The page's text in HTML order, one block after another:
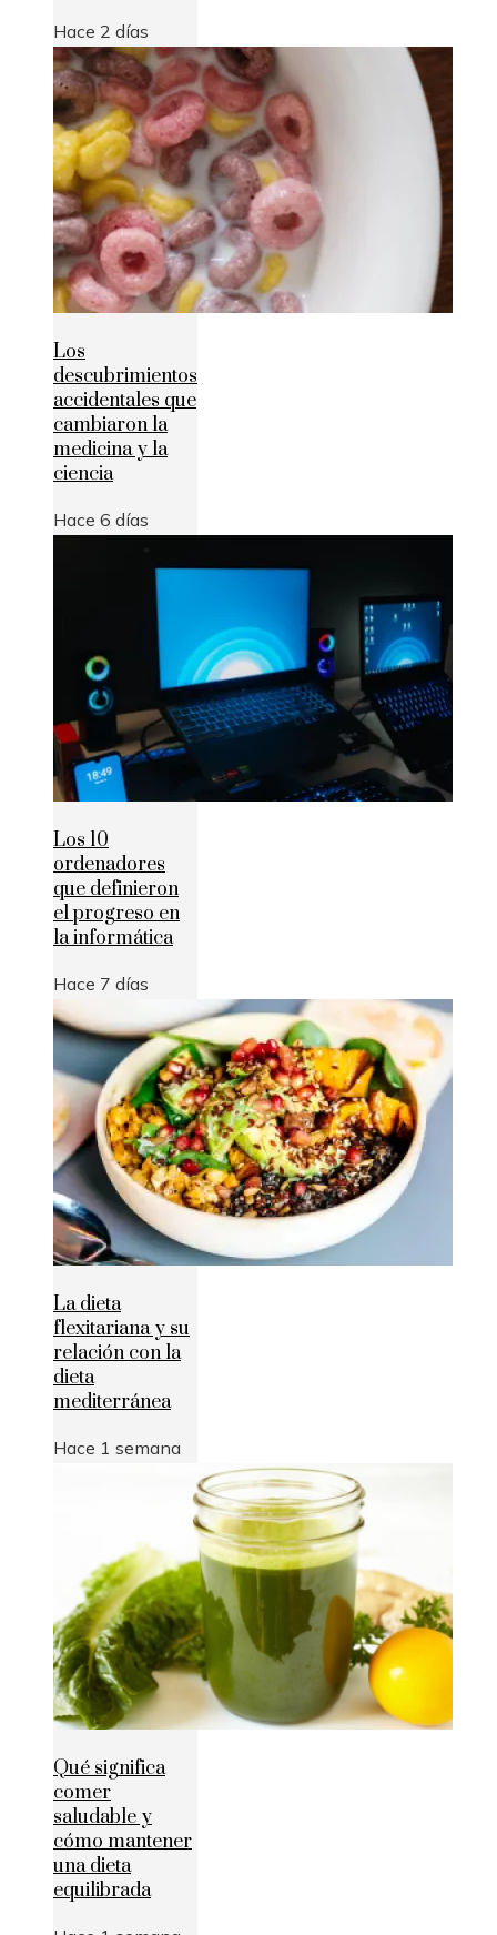
Hace 2 días
Los
descubrimientos
accidentales que
cambiaron la
medicina y la
ciencia
Hace 6 días
Los 10
ordenadores
que definieron
el progreso en
la informática
Hace 7 días
La dieta
flexitariana y su
relación con la
dieta
mediterránea
Hace 1 semana
Qué significa
comer
saludable y
cómo mantener
una dieta
equilibrada